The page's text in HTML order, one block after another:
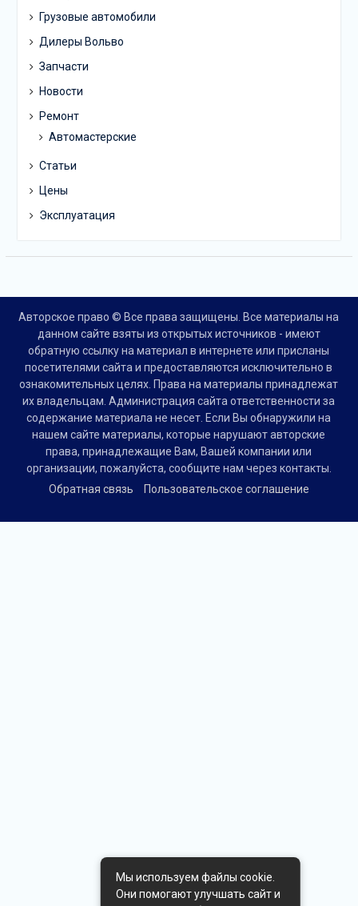
Грузовые автомобили
Дилеры Вольво
Запчасти
Новости
Ремонт
Автомастерские
Статьи
Цены
Эксплуатация
Авторское право © Все права защищены. Все материалы на
данном сайте взяты из открытых источников - имеют
обратную ссылку на материал в интернете или присланы
посетителями сайта и предоставляются исключительно в
ознакомительных целях. Права на материалы принадлежат
их владельцам. Администрация сайта ответственности за
содержание материала не несет. Если Вы обнаружили на
нашем сайте материалы, которые нарушают авторские
права, принадлежащие Вам, Вашей компании или
организации, пожалуйста, сообщите нам через контакты.
Обратная связь
Пользовательское соглашение
Мы используем файлы cookie.
Они помогают улучшать сайт и